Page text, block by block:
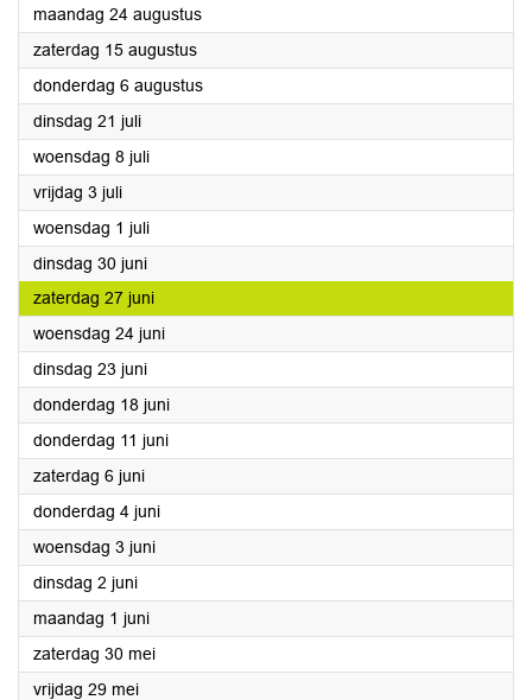
maandag 24 augustus2026
zaterdag 15 augustus2026
donderdag 6 augustus2026
dinsdag 21 juli2026
woensdag 8 juli2026
vrijdag 3 juli2026
woensdag 1 juli2026
dinsdag 30 juni2026
zaterdag 27 juni2026
woensdag 24 juni2026
dinsdag 23 juni2026
donderdag 18 juni2026
donderdag 11 juni2026
zaterdag 6 juni2026
donderdag 4 juni2026
woensdag 3 juni2026
dinsdag 2 juni2026
maandag 1 juni2026
zaterdag 30 mei2026
vrijdag 29 mei2026